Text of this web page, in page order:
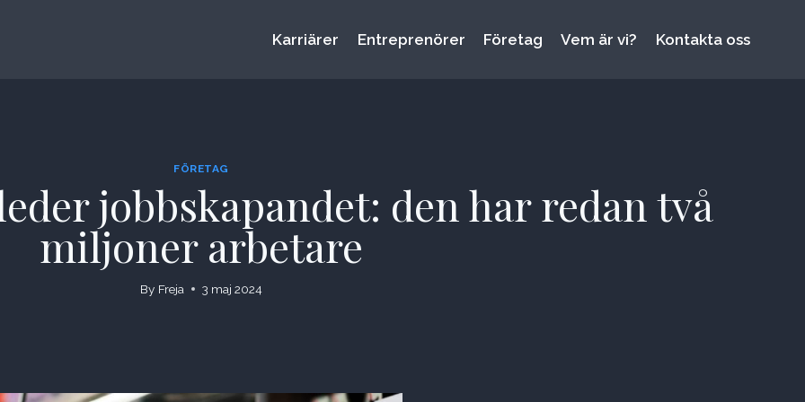
Karriärer Entreprenörer Företag Vem är vi? Kontakta oss
FÖRETAG
jobbskapandet: den har redan två
miljoner arbetare
By Freja 3 maj 2024